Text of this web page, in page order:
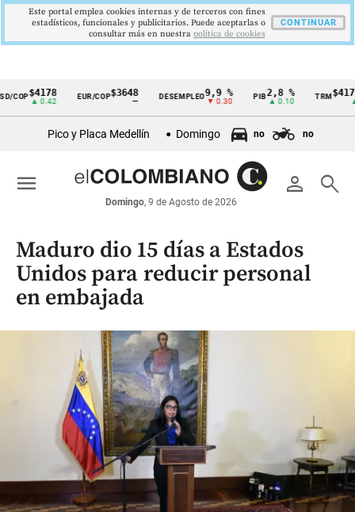
Cintillo
económicos
Colombia
$4178
▲ 0.42
EUR/COP$3648 DESEMPLEO 9,9 %
▼ 0.30
2,8 %
▲ 0.10
TRM
▲
Pico y Placa Medellín Domingo no no
person search
Domingo, 9 de Agosto de 2026
menu
Maduro dio 15 días a Estados
Unidos para reducir personal
en embajada
Este portal emplea cookies internas y de terceros con fines
estadísticos, funcionales y publicitarios. Puede aceptarlas o
consultar más en nuestra politica de cookies
CONTINUAR